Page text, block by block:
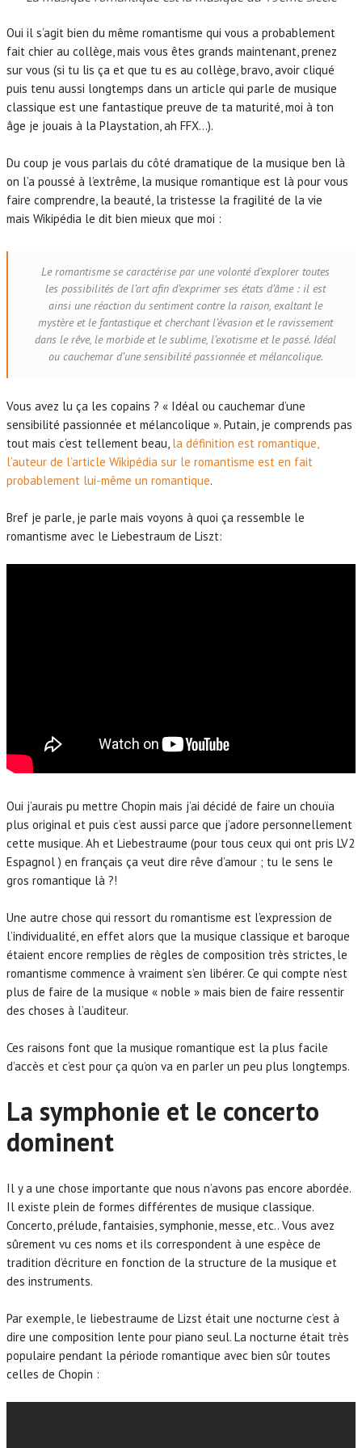
Oui il s’agit bien du même romantisme qui vous a probablement
fait chier au collège, mais vous êtes grands maintenant, prenez
sur vous (si tu lis ça et que tu es au collège, bravo, avoir cliqué
puis tenu aussi longtemps dans un article qui parle de musique
classique est une fantastique preuve de ta maturité, moi à ton
âge je jouais à la Playstation, ah FFX…).
Du coup je vous parlais du côté dramatique de la musique ben là
on l’a poussé à l’extrême, la musique romantique est là pour vous
faire comprendre, la beauté, la tristesse la fragilité de la vie
mais Wikipédia le dit bien mieux que moi :
Le romantisme se caractérise par une volonté d’explorer toutes
les possibilités de l’art afin d’exprimer ses états d’âme : il est
ainsi une réaction du sentiment contre la raison, exaltant le
mystère et le fantastique et cherchant l’évasion et le ravissement
dans le rêve, le morbide et le sublime, l’exotisme et le passé. Idéal
ou cauchemar d’une sensibilité passionnée et mélancolique.
Vous avez lu ça les copains ? « Idéal ou cauchemar d’une
sensibilité passionnée et mélancolique ». Putain, je comprends pas
tout mais c’est tellement beau, la définition est romantique,
l’auteur de l’article Wikipédia sur le romantisme est en fait
probablement lui-même un romantique.
Bref je parle, je parle mais voyons à quoi ça ressemble le
romantisme avec le Liebestraum de Liszt:
Oui j’aurais pu mettre Chopin mais j’ai décidé de faire un chouïa
plus original et puis c’est aussi parce que j’adore personnellement
cette musique. Ah et Liebestraume (pour tous ceux qui ont pris LV2
Espagnol ) en français ça veut dire rêve d’amour ; tu le sens le
gros romantique là ?!
Une autre chose qui ressort du romantisme est l’expression de
l’individualité, en effet alors que la musique classique et baroque
étaient encore remplies de règles de composition très strictes, le
romantisme commence à vraiment s’en libérer. Ce qui compte n’est
plus de faire de la musique « noble » mais bien de faire ressentir
des choses à l’auditeur.
Ces raisons font que la musique romantique est la plus facile
d’accès et c’est pour ça qu’on va en parler un peu plus longtemps.
La symphonie et le concerto
dominent
Il y a une chose importante que nous n’avons pas encore abordée.
Il existe plein de formes différentes de musique classique.
Concerto, prélude, fantaisies, symphonie, messe, etc.. Vous avez
sûrement vu ces noms et ils correspondent à une espèce de
tradition d’écriture en fonction de la structure de la musique et
des instruments.
Par exemple, le liebestraume de Lizst était une nocturne c’est à
dire une composition lente pour piano seul. La nocturne était très
populaire pendant la période romantique avec bien sûr toutes
celles de Chopin :